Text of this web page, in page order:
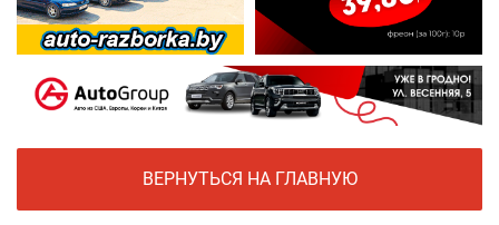
ВЕРНУТЬСЯ НА ГЛАВНУЮ